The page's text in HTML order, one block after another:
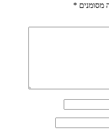
מסומנים *